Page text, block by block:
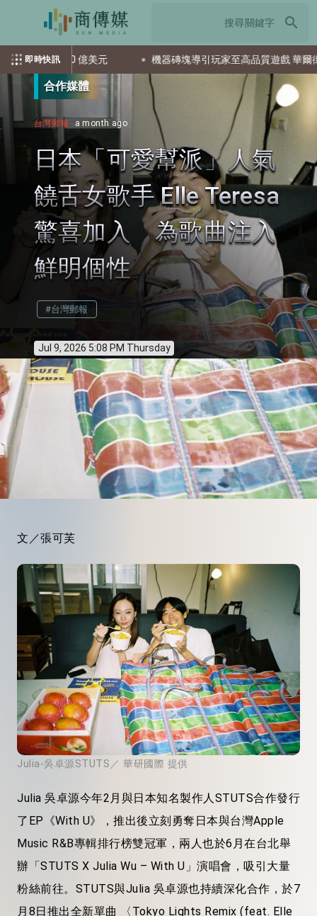
search
即時快訊
460 億美元 機器磚塊導引玩家至高品質遊戲 華爾街不買單股
合作媒體
台灣郵報 a month ago
日本「可愛幫派」人氣
饒舌女歌手 Elle Teresa
驚喜加入 為歌曲注入
鮮明個性
#台灣郵報
Jul 9, 2026 5:08 PM Thursday
文／張可芙
Julia-吳卓源STUTS／ 華研國際 提供
Julia 吳卓源今年2月與日本知名製作人STUTS合作發行
了EP《With U》，推出後立刻勇奪日本與台灣Apple
Music R&B專輯排行榜雙冠軍，兩人也於6月在台北舉
辦「STUTS X Julia Wu – With U」演唱會，吸引大量
粉絲前往。STUTS與Julia 吳卓源也持續深化合作，於7
月8日推出全新單曲 〈Tokyo Lights Remix (feat. Elle